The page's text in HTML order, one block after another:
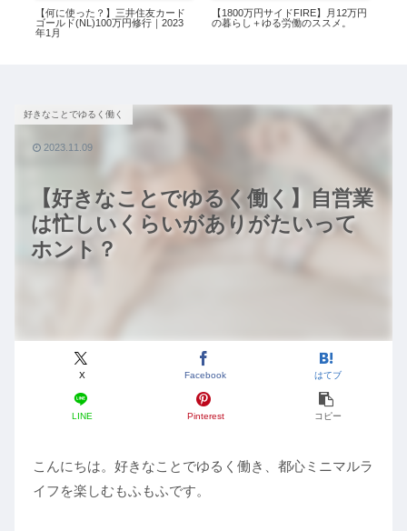
【何に使った？】三井住友カード
ゴールド(NL)100万円修行｜2023
年1月
【1800万円サイドFIRE】月12万円
の暮らし＋ゆる労働のススメ。
【好きなことでゆるく働く】自営業
は忙しいくらいがありがたいって
ホント？
好きなことでゆるく働く
X Facebook はてブ
LINE Pinterest コピー
2023.11.09
こんにちは。好きなことでゆるく働き、都心ミニマルラ
イフを楽しむもふもふです。